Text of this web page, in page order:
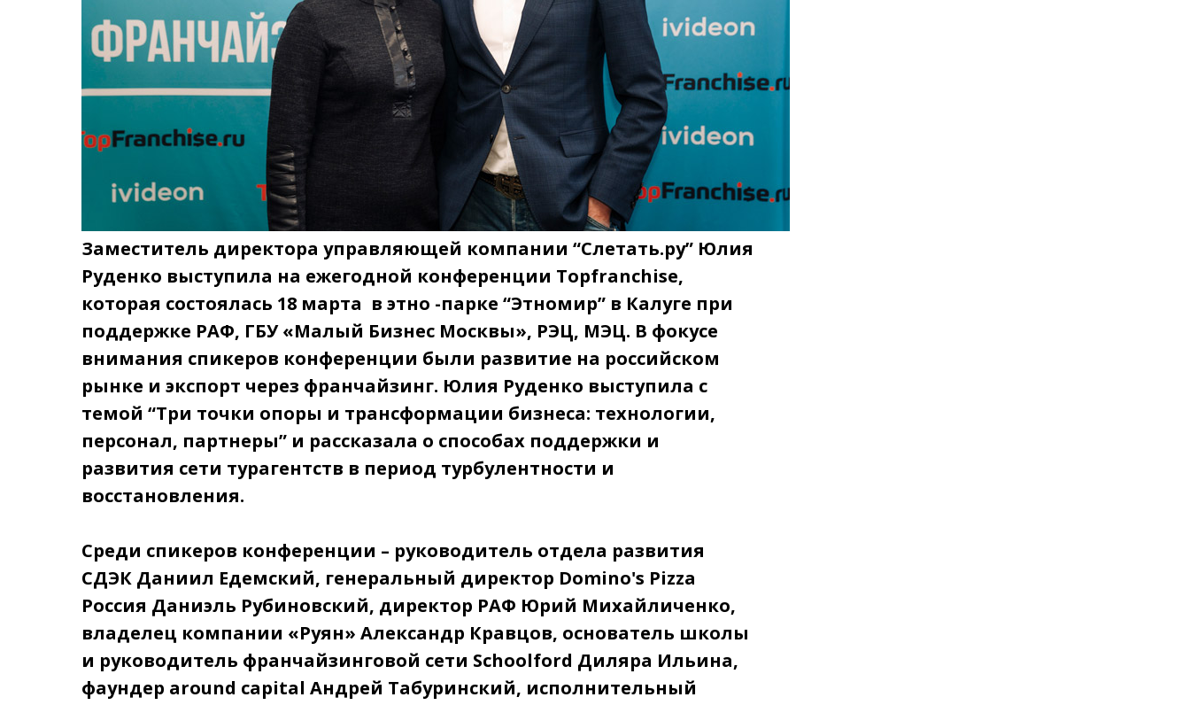
Заместитель директора управляющей компании “Слетать.ру” Юлия
Руденко выступила на ежегодной конференции Topfranchise,
которая состоялась 18 марта в этно -парке “Этномир” в Калуге при
поддержке РАФ, ГБУ «Малый Бизнес Москвы», РЭЦ, МЭЦ. В фокусе
внимания спикеров конференции были развитие на российском
рынке и экспорт через франчайзинг. Юлия Руденко выступила с
темой “Три точки опоры и трансформации бизнеса: технологии,
персонал, партнеры” и рассказала о способах поддержки и
развития сети турагентств в период турбулентности и
восстановления.
Среди спикеров конференции – руководитель отдела развития
СДЭК Даниил Едемский, генеральный директор Domino's Pizza
Россия Даниэль Рубиновский, директор РАФ Юрий Михайличенко,
владелец компании «Руян» Александр Кравцов, основатель школы
и руководитель франчайзинговой сети Schoolford Диляра Ильина,
фаундер around capital Андрей Табуринский, исполнительный